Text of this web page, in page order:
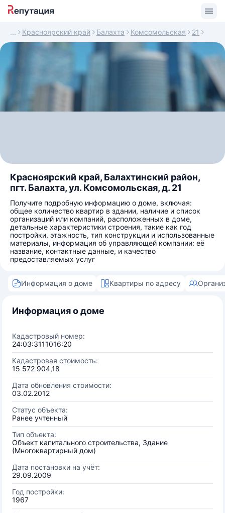
Красноярский край Балахта Комсомольская 21
Красноярский край, Балахтинский район,
пгт. Балахта, ул. Комсомольская, д. 21
Получите подробную информацию о доме, включая:
общее количество квартир в здании, наличие и список
организаций или компаний, расположенных в доме,
детальные характеристики строения, такие как год
постройки, этажность, тип конструкции и использованные
материалы, информация об управляющей компании: её
название, контактные данные, и качество
предоставляемых услуг
Информация о доме Квартиры по адресу
Информация о доме
Кадастровый номер:
24:03:3111016:20
Кадастровая стоимость:
15 572 904,18
Дата обновления стоимости:
03.02.2012
Статус объекта:
Ранее учтенный
Тип объекта:
Объект капитального строительства, Здание
(Многоквартирный дом)
Дата постановки на учёт:
29.09.2009
Год постройки:
1967